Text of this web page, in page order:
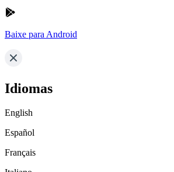
Baixe para Android
Idiomas
English
Español
Français